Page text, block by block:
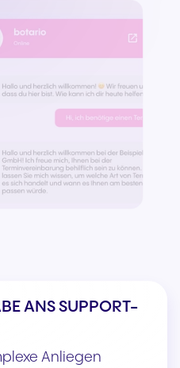
ANS SUPPORT-
Anliegen